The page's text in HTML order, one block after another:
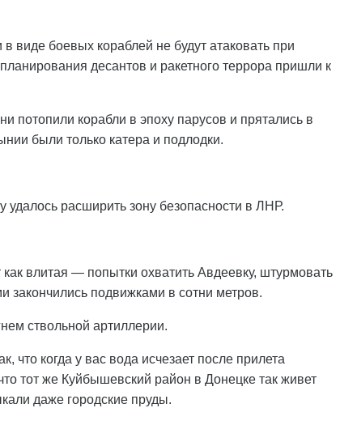
виде боевых кораблей не будут атаковать при
десантов и ракетного террора пришли к
потопили корабли в эпоху парусов и прятались в
были только катера и подлодки.
расширить зону безопасности в ЛНР.
влитая — попытки охватить Авдеевку, штурмовать
закончились подвижками в сотни метров.
ствольной артиллерии.
что когда у вас вода исчезает после прилета
тот же Куйбышевский район в Донецке так живет
даже городские пруды.